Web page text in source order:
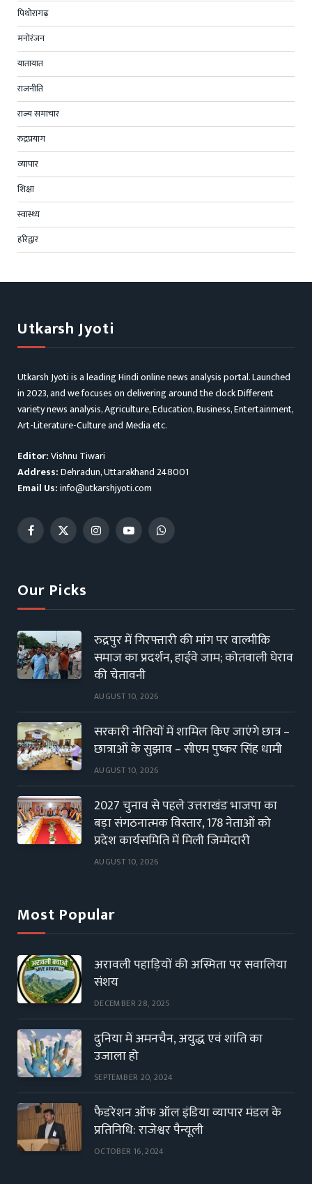
पिथोरागढ़
मनोरंजन
यातायात
राजनीति
राज्य समाचार
रुद्रप्रयाग
व्यापार
शिक्षा
स्वास्थ्य
हरिद्वार
Utkarsh Jyoti
Utkarsh Jyoti is a leading Hindi online news analysis portal. Launched
in 2023, and we focuses on delivering around the clock Different
variety news analysis, Agriculture, Education, Business, Entertainment,
Art-Literature-Culture and Media etc.
Editor:Vishnu Tiwari
Address:Dehradun, Uttarakhand 248001
Email Us:info@utkarshjyoti.com
Facebook
X
InstagramYouTubeWhatsApp
Our Picks
रुद्रपुर में गिरफ्तारी की मांग पर वाल्मीकि
समाज का प्रदर्शन, हाईवे जाम; कोतवाली घेराव
की चेतावनी
AUGUST 10, 2026
सरकारी नीतियों में शामिल किए जाएंगे छात्र –
छात्राओं के सुझाव – सीएम पुष्कर सिंह धामी
AUGUST 10, 2026
2027 चुनाव से पहले उत्तराखंड भाजपा का
बड़ा संगठनात्मक विस्तार, 178 नेताओं को
प्रदेश कार्यसमिति में मिली जिम्मेदारी
AUGUST 10, 2026
Most Popular
अरावली पहाड़ियों की अस्मिता पर सवालिया
संशय
DECEMBER 28, 2025
दुनिया में अमनचैन, अयुद्ध एवं शांति का
उजाला हो
SEPTEMBER 20, 2024
फैडरेशन ऑफ ऑल इंडिया व्यापार मंडल के
प्रतिनिधि: राजेश्वर पैन्यूली
OCTOBER 16, 2024